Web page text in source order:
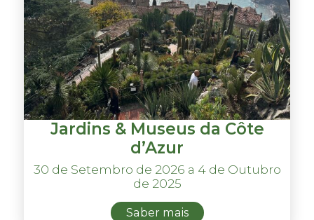
Jardins & Museus da Côte
d’Azur
30 de Setembro de 2026 a 4 de Outubro
de 2025
Saber mais